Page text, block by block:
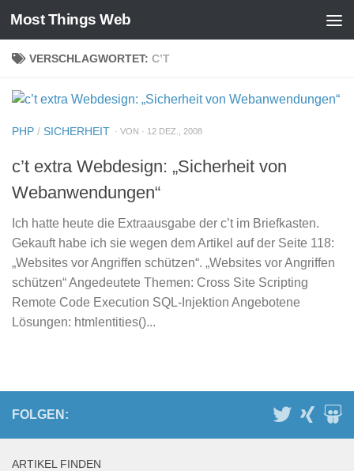
Zum Inhalt springen
Most Things Web
VERSCHLAGWORTET: C’T
PHP / SICHERHEIT · VON · 12 DEZ., 2008
c’t extra Webdesign: „Sicherheit von
Webanwendungen“
Ich hatte heute die Extraausgabe der c’t im Briefkasten.
Gekauft habe ich sie wegen dem Artikel auf der Seite 118:
„Websites vor Angriffen schützen“. „Websites vor Angriffen
schützen“ Angedeutete Themen: Cross Site Scripting
Remote Code Execution SQL-Injektion Angebotene
Lösungen: htmlentities()...
FOLGEN:
ARTIKEL FINDEN